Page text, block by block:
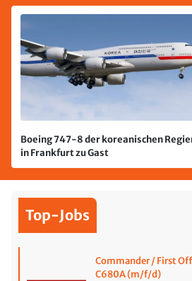
Boeing 747-8 der koreanischen
in Frankfurt zu Gast
Top-Jobs
Commander / First
C680A (m/f/d)